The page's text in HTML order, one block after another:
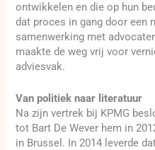
ontwikkelen en die op hun
dat proces in gang door een
samenwerking met
maakte de weg vrij voor
adviesvak.
Van politiek naar literatuur
Na zijn vertrek bij KPMG
tot Bart De Wever hem in
in Brussel. In 2014 leverde